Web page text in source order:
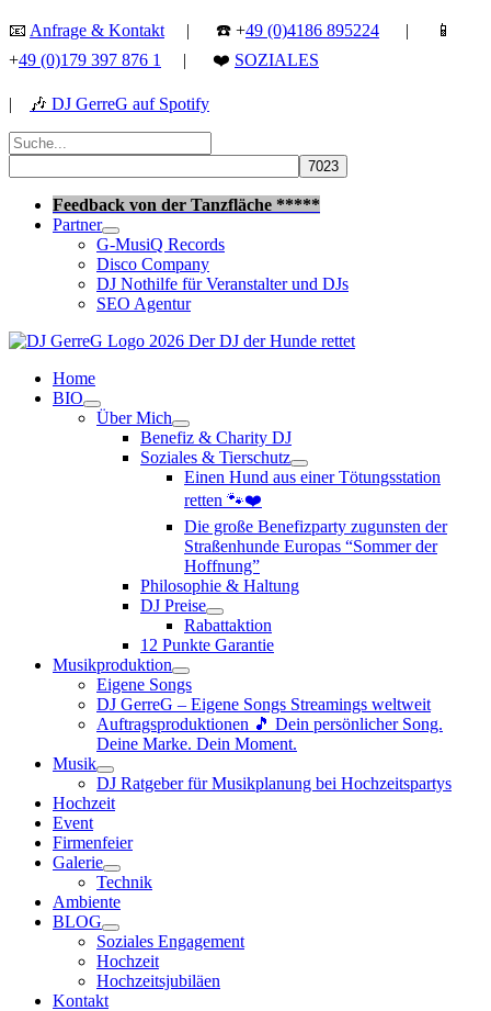
Zum
springen
📧 Anfrage & Kontakt | ☎️ +49 (0)4186 895224 | 📱
+49 (0)179 397 876 1 | ❤️ SOZIALES
| 🎶 DJ GerreG auf Spotify
Suchen
nach:
Feedback von der Tanzfläche *****
Partner
G-MusiQ Records
Disco Company
DJ Nothilfe für Veranstalter und DJs
SEO Agentur
Home
BIO
Über Mich
Benefiz & Charity DJ
Soziales & Tierschutz
Einen Hund aus einer Tötungsstation
retten 🐾❤️
Die große Benefizparty zugunsten der
Straßenhunde Europas “Sommer der
Hoffnung”
Philosophie & Haltung
DJ Preise
Rabattaktion
12 Punkte Garantie
Musikproduktion
Eigene Songs
DJ GerreG – Eigene Songs Streamings weltweit
Auftragsproduktionen 🎵 Dein persönlicher Song.
Deine Marke. Dein Moment.
Musik
DJ Ratgeber für Musikplanung bei Hochzeitspartys
Hochzeit
Event
Firmenfeier
Galerie
Technik
Ambiente
BLOG
Soziales Engagement
Hochzeit
Hochzeitsjubiläen
Kontakt